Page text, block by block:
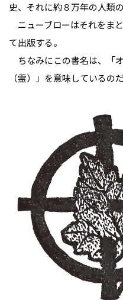
史、それに約８万年の人類
ニューブローはそれをま
て出版する。
ちなみにこの書名は、「
（霊）」を意味しているの